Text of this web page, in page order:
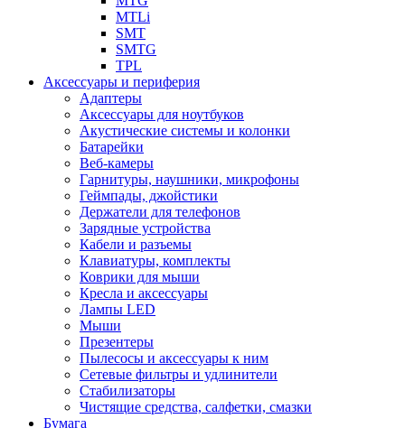
MTLi
SMT
SMTG
TPL
Аксессуары и периферия
Адаптеры
Аксессуары для ноутбуков
Акустические системы и колонки
Батарейки
Веб-камеры
Гарнитуры, наушники, микрофоны
Геймпады, джойстики
Держатели для телефонов
Зарядные устройства
Кабели и разъемы
Клавиатуры, комплекты
Коврики для мыши
Кресла и аксессуары
Лампы LED
Мыши
Презентеры
Пылесосы и аксессуары к ним
Сетевые фильтры и удлинители
Стабилизаторы
Чистящие средства, салфетки, смазки
Бумага